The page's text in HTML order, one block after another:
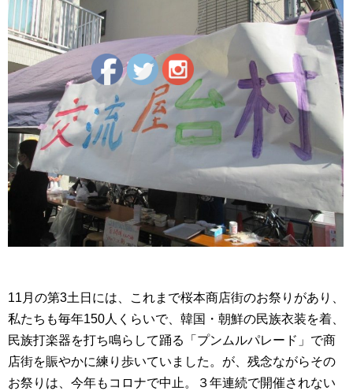
11月の第3土日には、これまで桜本商店街のお祭りがあり、
私たちも毎年150人くらいで、韓国・朝鮮の民族衣装を着、
民族打楽器を打ち鳴らして踊る「プンムルパレード」で商
店街を賑やかに練り歩いていました。が、残念ながらその
お祭りは、今年もコロナで中止。３年連続で開催されない